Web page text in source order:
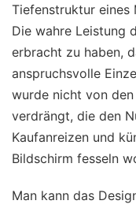
Tiefenstruktur eines
Die wahre Leistung
erbracht zu haben,
anspruchsvolle
wurde nicht von
verdrängt, die den
Kaufanreizen und
Bildschirm fesseln
Man kann das